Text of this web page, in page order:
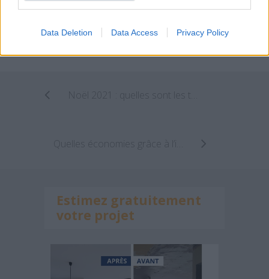
Data Deletion Data Access Privacy Policy
Estimez gratuitement
votre projet